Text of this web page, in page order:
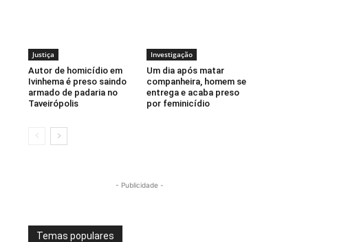
Justiça
Autor de homicídio em
Ivinhema é preso saindo
armado de padaria no
Taveirópolis
Investigação
Um dia após matar
companheira, homem se
entrega e acaba preso
por feminicídio
- Publicidade -
Temas populares